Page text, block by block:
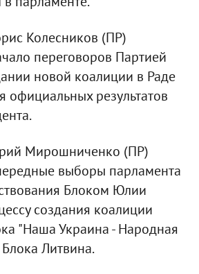
Колесников (ПР)
переговоров Партией
новой коалиции в Раде
официальных результатов
Мирошниченко (ПР)
выборы парламента
Блоком Юлии
создания коалиции
"Наша Украина - Народная
Литвина.